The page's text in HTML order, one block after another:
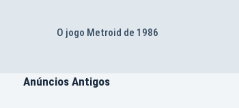
O jogo Metroid de 1986
Anúncios Antigos